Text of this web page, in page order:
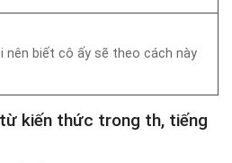
nên biết cô ấy sẽ theo cách này
kiến ​​thức trong th, tiếng